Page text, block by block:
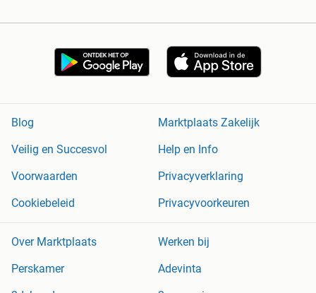
Blog
Marktplaats Zakelijk
Veilig en Succesvol
Help en Info
Voorwaarden
Privacyverklaring
Cookiebeleid
Privacyvoorkeuren
Over Marktplaats
Werken bij
Perskamer
Adevinta